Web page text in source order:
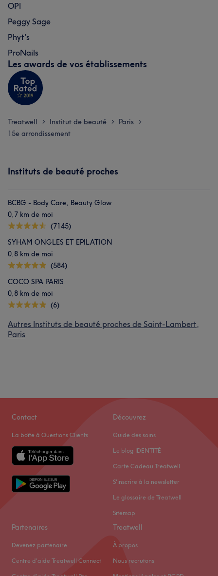
L'avis de nos clients sur Vaidehi
Professionnel/le Méticuleux/euse
OPI
Peggy Sage
Phyt's
ProNails
Les awards de vos établissements
Treatwell > Institut de beauté > Paris >
15e arrondissement
Instituts de beauté proches
BCBG - Body Care, Beauty Glow
0,7 km de moi
(7145)
SYHAM ONGLES ET EPILATION
0,8 km de moi
(584)
COCO SPA PARIS
0,8 km de moi
(6)
Autres Instituts de beauté proches de Saint-Lambert,
Paris
Contact
La boîte à Questions Clients
Découvrez
Guide des soins
Le blog IDENTITÉ
Carte Cadeau Treatwell
S'inscrire à la newsletter
Le glossaire de Treatwell
Sitemap
Partenaires
Devenez partenaire
Centre d'aide Treatwell Connect
Treatwell
À propos
Nous recrutons